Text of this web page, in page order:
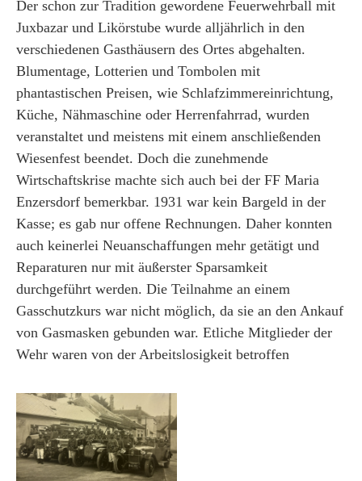
Der schon zur Tradition gewordene Feuerwehrball mit
Juxbazar und Likörstube wurde alljährlich in den
verschiedenen Gasthäusern des Ortes abgehalten.
Blumentage, Lotterien und Tombolen mit
phantastischen Preisen, wie Schlafzimmereinrichtung,
Küche, Nähmaschine oder Herrenfahrrad, wurden
veranstaltet und meistens mit einem anschließenden
Wiesenfest beendet. Doch die zunehmende
Wirtschaftskrise machte sich auch bei der FF Maria
Enzersdorf bemerkbar. 1931 war kein Bargeld in der
Kasse; es gab nur offene Rechnungen. Daher konnten
auch keinerlei Neuanschaffungen mehr getätigt und
Reparaturen nur mit äußerster Sparsamkeit
durchgeführt werden. Die Teilnahme an einem
Gasschutzkurs war nicht möglich, da sie an den Ankauf
von Gasmasken gebunden war. Etliche Mitglieder der
Wehr waren von der Arbeitslosigkeit betroffen